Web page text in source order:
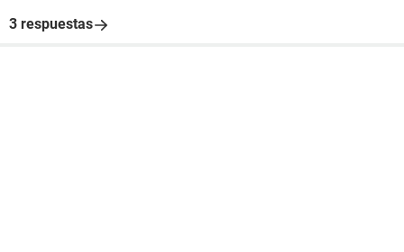
3 respuestas